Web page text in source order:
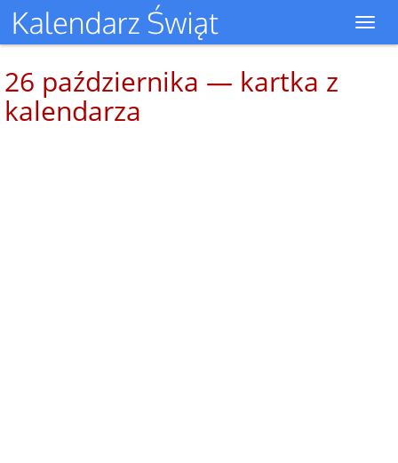
26 października — kartka z
kalendarza